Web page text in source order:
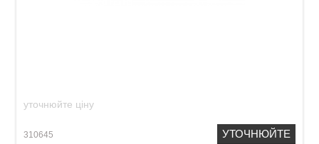
уточнюйте ціну
310645 УТОЧНЮЙТЕ